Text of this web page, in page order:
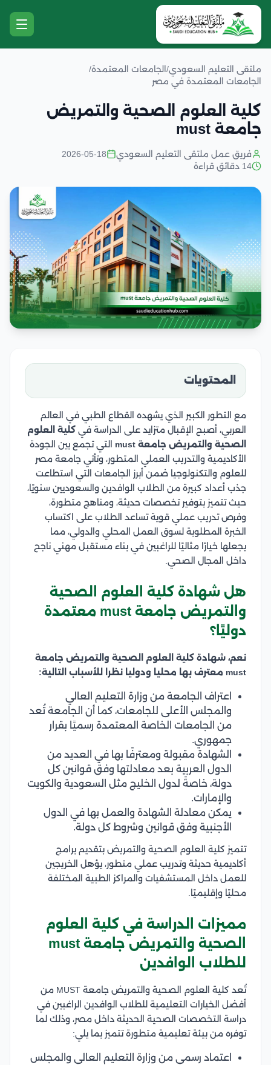
ملتقى التعليم السعودي/ الجامعات المعتمدة/
الجامعات المعتمدة في مصر
كلية العلوم الصحية والتمريض
جامعة must
فريق عمل ملتقى التعليم السعودي
2026-05-18
14 دقائق قراءة
المحتويات
مع التطور الكبير الذي يشهده القطاع الطبي في العالم
العربي، أصبح الإقبال متزايد على الدراسة في كلية العلوم
الصحية والتمريض جامعة must
التي تجمع بين الجودة
الأكاديمية والتدريب العملي المتطور، وتأتي جامعة مصر
للعلوم والتكنولوجيا ضمن أبرز الجامعات التي استطاعت
جذب أعداد كبيرة من الطلاب الوافدين والسعوديين سنويًا،
حيث تتميز بتوفير تخصصات حديثة، ومناهج متطورة،
وفرص تدريب عملي قوية تساعد الطلاب على اكتساب
الخبرة المطلوبة لسوق العمل المحلي والدولي، مما
يجعلها خيارًا مثاليًا للراغبين في بناء مستقبل مهني ناجح
داخل المجال الصحي.
هل شهادة كلية العلوم الصحية
والتمريض جامعة must معتمدة
دوليًا؟
نعم، شهادة كلية العلوم الصحية والتمريض جامعة
must معترف بها محليا ودوليا نظرا للأسباب التالية:
اعتراف الجامعة من وزارة التعليم العالي
والمجلس الأعلى للجامعات، كما أن الجامعة تُعد
من الجامعات الخاصة المعتمدة رسميًا بقرار
جمهوري.
الشهادة مقبولة ومعترفًا بها في العديد من
الدول العربية بعد معادلتها وفق قوانين كل
دولة، خاصةً لدول الخليج مثل السعودية والكويت
والإمارات.
يمكن معادلة الشهادة والعمل بها في الدول
الأجنبية وفق قوانين وشروط كل دولة.
تتميز كلية العلوم الصحية والتمريض بتقديم برامج
أكاديمية حديثة وتدريب عملي متطور، يؤهل الخريجين
للعمل داخل المستشفيات والمراكز الطبية المختلفة
محليًا وإقليميًا.
مميزات الدراسة في كلية العلوم
الصحية والتمريض جامعة must
للطلاب الوافدين
تُعد كلية العلوم الصحية والتمريض جامعة MUST من
أفضل الخيارات التعليمية للطلاب الوافدين الراغبين في
دراسة التخصصات الصحية الحديثة داخل مصر، وذلك لما
توفره من بيئة تعليمية متطورة تتميز بما يلي:
اعتماد رسمي من وزارة التعليم العالي والمجلس